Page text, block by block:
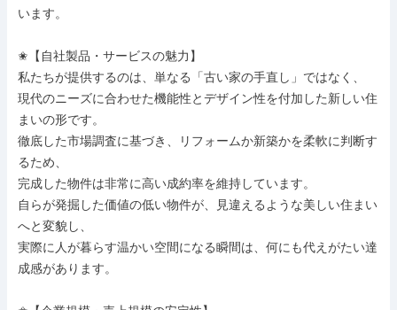
います。
✬【自社製品・サービスの魅力】
私たちが提供するのは、単なる「古い家の手直し」ではなく、
現代のニーズに合わせた機能性とデザイン性を付加した新しい住
まいの形です。
徹底した市場調査に基づき、リフォームか新築かを柔軟に判断す
るため、
完成した物件は非常に高い成約率を維持しています。
自らが発掘した価値の低い物件が、見違えるような美しい住まい
へと変貌し、
実際に人が暮らす温かい空間になる瞬間は、何にも代えがたい達
成感があります。